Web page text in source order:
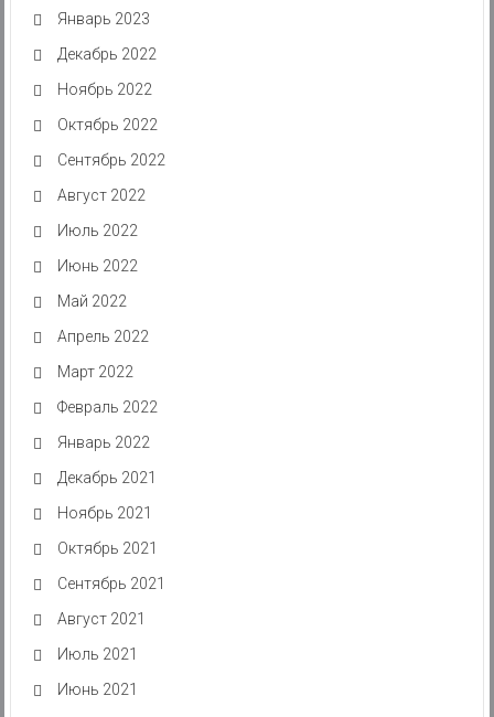
Январь 2023
Декабрь 2022
Ноябрь 2022
Октябрь 2022
Сентябрь 2022
Август 2022
Июль 2022
Июнь 2022
Май 2022
Апрель 2022
Март 2022
Февраль 2022
Январь 2022
Декабрь 2021
Ноябрь 2021
Октябрь 2021
Сентябрь 2021
Август 2021
Июль 2021
Июнь 2021